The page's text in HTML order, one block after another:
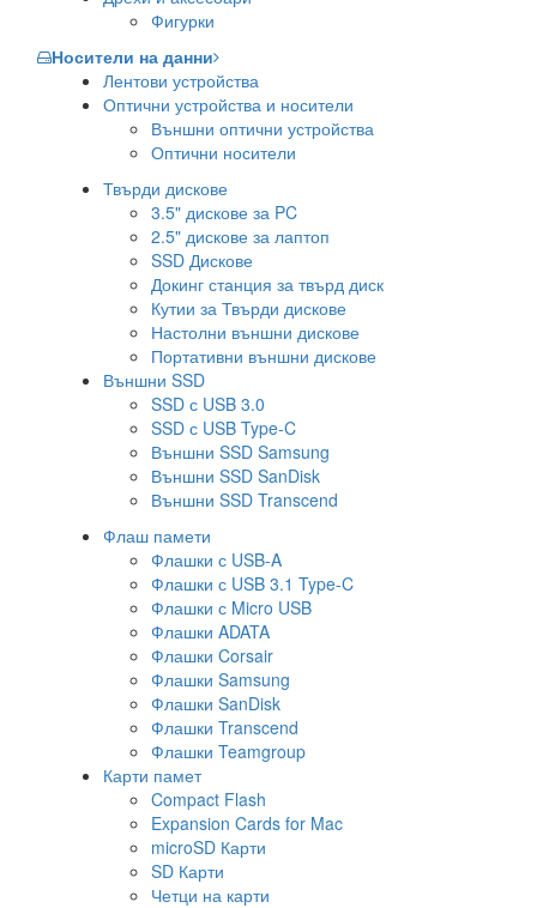
Фигурки
Носители на данни
Лентови устройства
Оптични устройства и носители
Външни оптични устройства
Оптични носители
Твърди дискове
3.5" дискове за PC
2.5" дискове за лаптоп
SSD Дискове
Докинг станция за твърд диск
Кутии за Твърди дискове
Настолни външни дискове
Портативни външни дискове
Външни SSD
SSD с USB 3.0
SSD с USB Type-C
Външни SSD Samsung
Външни SSD SanDisk
Външни SSD Transcend
Флаш памети
Флашки с USB-A
Флашки с USB 3.1 Type-C
Флашки с Micro USB
Флашки ADATA
Флашки Corsair
Флашки Samsung
Флашки SanDisk
Флашки Transcend
Флашки Teamgroup
Карти памет
Compact Flash
Expansion Cards for Mac
microSD Карти
SD Карти
Четци на карти